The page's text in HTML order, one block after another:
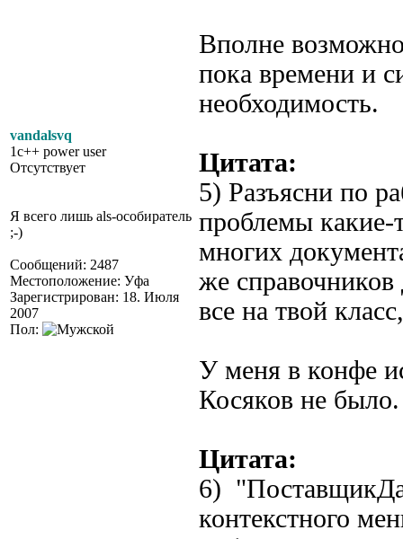
vandalsvq
1c++ power user
Отсутствует
Я всего лишь als-особиратель
;-)
Сообщений: 2487
Местоположение: Уфа
Зарегистрирован: 18. Июля
2007
Пол:
Вполне
пока времени и
необходимость.
Цитата:
5) Разъясни по
проблемы какие-
многих
же
все на твой
У меня в конфе
Косяков не
Цитата:
6)
контекстного